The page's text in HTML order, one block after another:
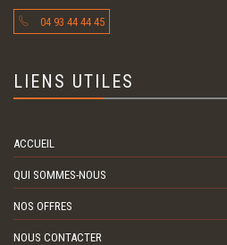
04 93 44 44 45
LIENS UTILES
ACCUEIL
QUI SOMMES-NOUS
NOS OFFRES
NOUS CONTACTER